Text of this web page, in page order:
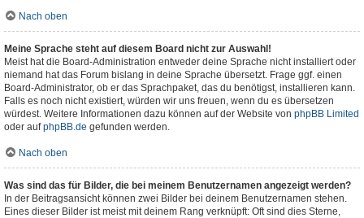
Nach oben
Meine Sprache steht auf diesem Board nicht zur Auswahl!
Meist hat die Board-Administration entweder deine Sprache nicht installiert oder
niemand hat das Forum bislang in deine Sprache übersetzt. Frage ggf. einen
Board-Administrator, ob er das Sprachpaket, das du benötigst, installieren kann.
Falls es noch nicht existiert, würden wir uns freuen, wenn du es übersetzen
würdest. Weitere Informationen dazu können auf der Website von phpBB Limited
oder aufphpBB.de gefunden werden.
Nach oben
Was sind das für Bilder, die bei meinem Benutzernamen angezeigt werden?
In der Beitragsansicht können zwei Bilder bei deinem Benutzernamen stehen.
Eines dieser Bilder ist meist mit deinem Rang verknüpft: Oft sind dies Sterne,